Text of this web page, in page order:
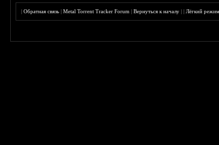
|Обратная связь |Metal Torrent Tracker Forum |Вернуться к началу ||Лёгкий